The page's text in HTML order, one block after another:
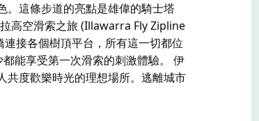
。這條步道的亮點是雄偉的騎士塔
高空滑索之旅 (Illawarra Fly Zipline
接各個樹頂平台，所有這一切都位
能享受第一次滑索的刺激體驗。 伊
共度歡樂時光的理想場所。逃離城市